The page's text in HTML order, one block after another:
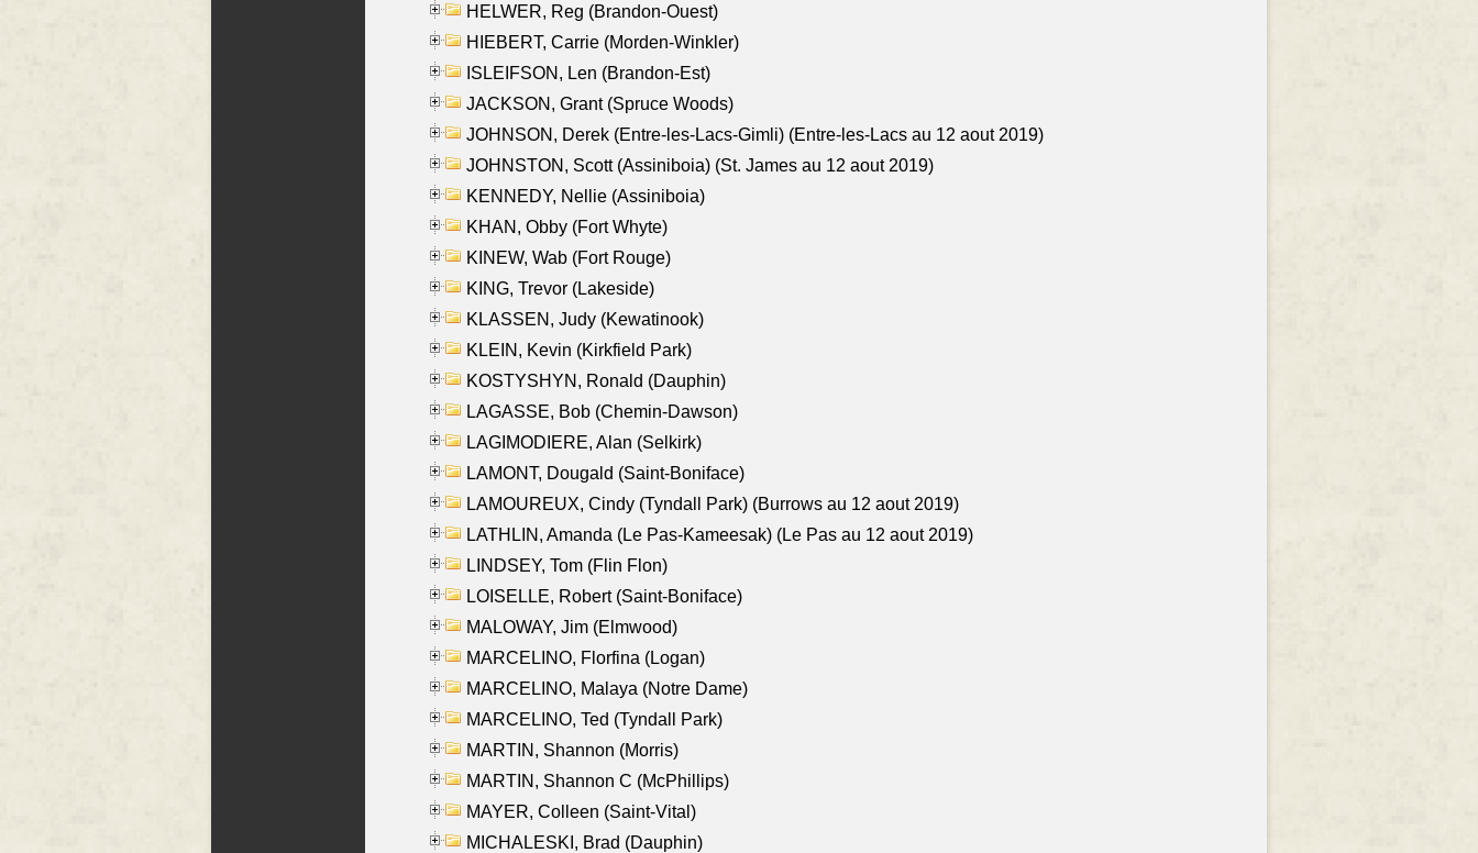
HELWER, Reg (Brandon-Ouest)
HIEBERT, Carrie (Morden-Winkler)
ISLEIFSON, Len (Brandon-Est)
JACKSON, Grant (Spruce Woods)
JOHNSON, Derek (Entre-les-Lacs-Gimli) (Entre-les-Lacs au 12 aout 2019)
JOHNSTON, Scott (Assiniboia) (St. James au 12 aout 2019)
KENNEDY, Nellie (Assiniboia)
KHAN, Obby (Fort Whyte)
KINEW, Wab (Fort Rouge)
KING, Trevor (Lakeside)
KLASSEN, Judy (Kewatinook)
KLEIN, Kevin (Kirkfield Park)
KOSTYSHYN, Ronald (Dauphin)
LAGASSE, Bob (Chemin-Dawson)
LAGIMODIERE, Alan (Selkirk)
LAMONT, Dougald (Saint-Boniface)
LAMOUREUX, Cindy (Tyndall Park) (Burrows au 12 aout 2019)
LATHLIN, Amanda (Le Pas-Kameesak) (Le Pas au 12 aout 2019)
LINDSEY, Tom (Flin Flon)
LOISELLE, Robert (Saint-Boniface)
MALOWAY, Jim (Elmwood)
MARCELINO, Florfina (Logan)
MARCELINO, Malaya (Notre Dame)
MARCELINO, Ted (Tyndall Park)
MARTIN, Shannon (Morris)
MARTIN, Shannon C (McPhillips)
MAYER, Colleen (Saint-Vital)
MICHALESKI, Brad (Dauphin)